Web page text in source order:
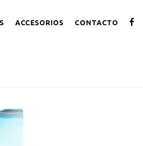
ACCESORIOS CONTACTO